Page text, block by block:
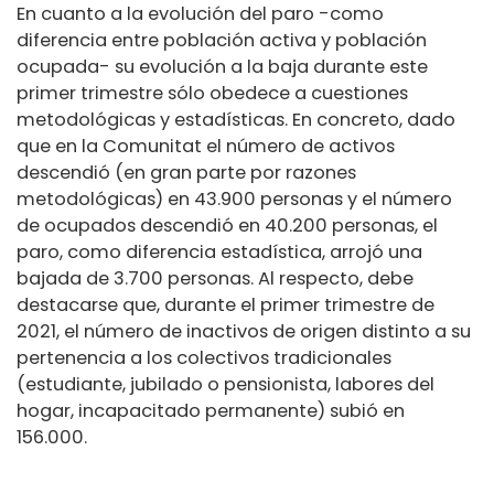
En cuanto a la evolución del paro -como
diferencia entre población activa y población
ocupada- su evolución a la baja durante este
primer trimestre sólo obedece a cuestiones
metodológicas y estadísticas. En concreto, dado
que en la Comunitat el número de activos
descendió (en gran parte por razones
metodológicas) en 43.900 personas y el número
de ocupados descendió en 40.200 personas, el
paro, como diferencia estadística, arrojó una
bajada de 3.700 personas. Al respecto, debe
destacarse que, durante el primer trimestre de
2021, el número de inactivos de origen distinto a su
pertenencia a los colectivos tradicionales
(estudiante, jubilado o pensionista, labores del
hogar, incapacitado permanente) subió en
156.000.